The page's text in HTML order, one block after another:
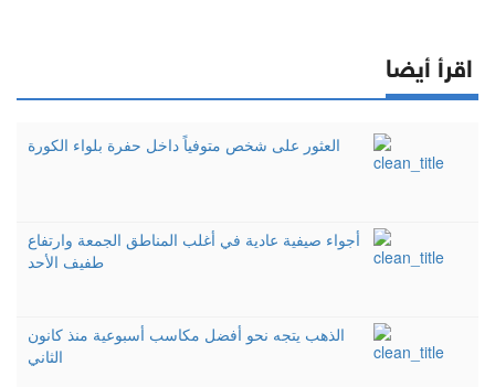
اقرأ أيضا
العثور على شخص متوفياً داخل حفرة بلواء الكورة
أجواء صيفية عادية في أغلب المناطق الجمعة وارتفاع
طفيف الأحد
الذهب يتجه نحو أفضل مكاسب أسبوعية منذ كانون
الثاني